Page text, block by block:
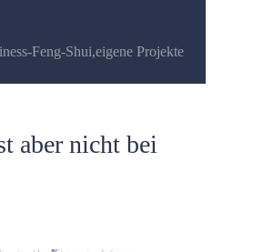
Feng-Shui,eigene Projekte
aber nicht bei